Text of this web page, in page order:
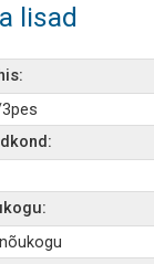
lisad